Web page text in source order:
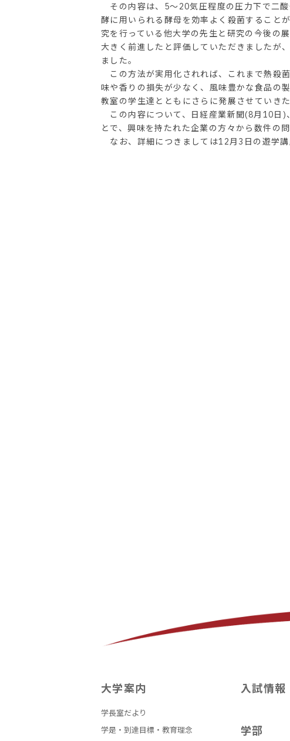
その内容は、5～20気圧程度の圧力下で二
酵に用いられる酵母を効率よく殺菌すること
究を行っている他大学の先生と研究の今後の
大きく前進したと評価していただきましたが
ました。
この方法が実用化されれば、これまで熱殺
味や香りの損失が少なく、風味豊かな食品の
教室の学生達とともにさらに発展させていき
この内容について、日経産業新聞(8月10日)
とで、興味を持たれた企業の方々から数件の
なお、詳細につきましては12月3日の遊学講
大学案内
学長室だより
学是・到達目標・教育理念
入試情報
学部